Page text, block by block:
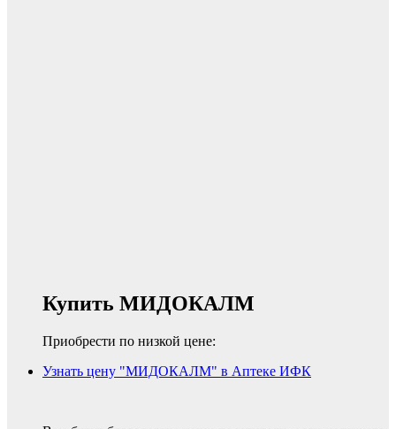
Купить МИДОКАЛМ
Приобрести по низкой цене:
Узнать цену "МИДОКАЛМ" в Аптеке ИФК